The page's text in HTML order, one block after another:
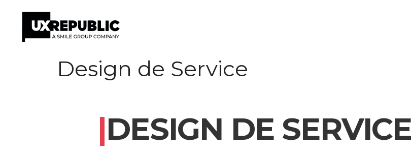
Design de Service
|DESIGN DE SERVICE